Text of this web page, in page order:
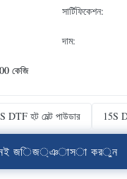
সার্টিফিকেশন:
দাম:
কেজি
DTF হট মেল্ট পাউডার 15S
ই জিজ্ঞাসা করুন